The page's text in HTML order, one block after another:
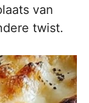
van
twist.